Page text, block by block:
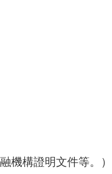
機構證明文件等。）